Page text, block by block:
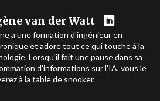
van der Watt
a une formation d'ingénieur en
et adore tout ce qui touche à la
Lorsqu'il fait une pause dans sa
d'informations sur l'IA, vous le
à la table de snooker.